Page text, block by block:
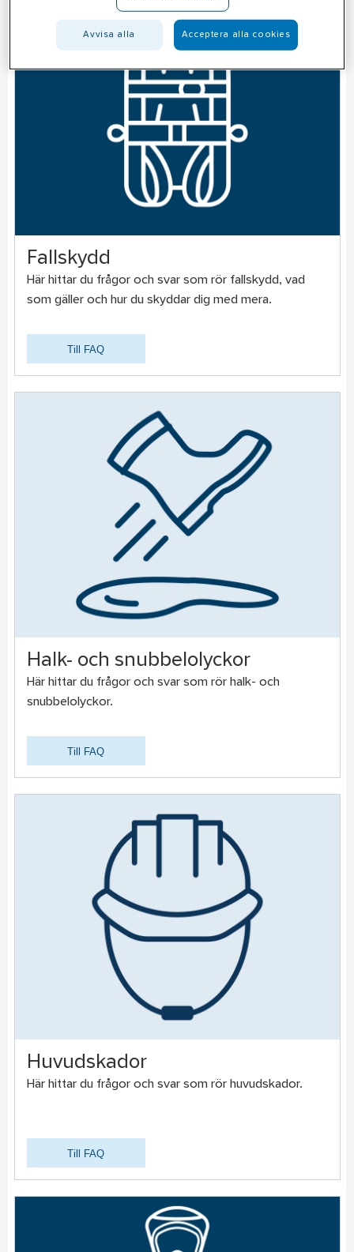
Fallskydd
Här hittar du frågor och svar som rör fallskydd, vad
som gäller och hur du skyddar dig med mera.
Till FAQ
Halk- och snubbelolyckor
Här hittar du frågor och svar som rör halk- och
snubbelolyckor.
Till FAQ
Huvudskador
Här hittar du frågor och svar som rör huvudskador.
Till FAQ
Avvisa alla Acceptera alla cookies